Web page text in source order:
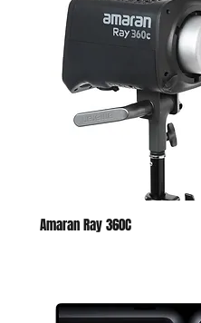
Amaran Ray 360C